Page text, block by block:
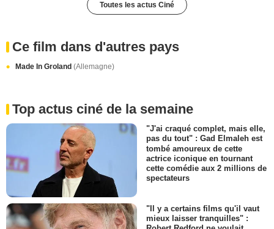
Toutes les actus Ciné
Ce film dans d'autres pays
Made In Groland (Allemagne)
Top actus ciné de la semaine
"J'ai craqué complet, mais elle,
pas du tout" : Gad Elmaleh est
tombé amoureux de cette
actrice iconique en tournant
cette comédie aux 2 millions de
spectateurs
"Il y a certains films qu'il vaut
mieux laisser tranquilles" :